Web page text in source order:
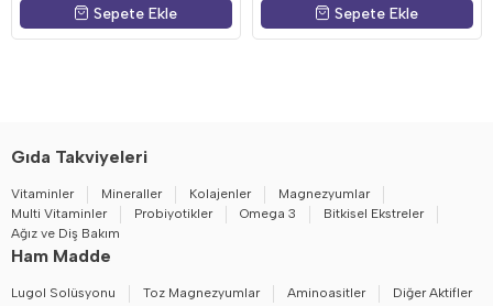
Sepete Ekle Sepete Ekle
Gıda Takviyeleri
Vitaminler Mineraller Kolajenler
Magnezyumlar
Multi Vitaminler
Probiyotikler Omega 3
Bitkisel Ekstreler
Ağız ve Diş Bakım
Ham Madde
Lugol Solüsyonu Toz Magnezyumlar Aminoasitler Diğer Aktifler